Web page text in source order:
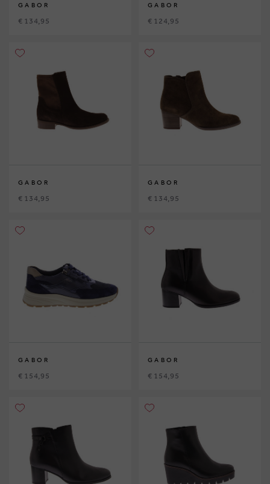
GABOR
€ 134,95
GABOR
€ 124,95
GABOR
€ 134,95
GABOR
€ 134,95
GABOR
€ 154,95
GABOR
€ 154,95